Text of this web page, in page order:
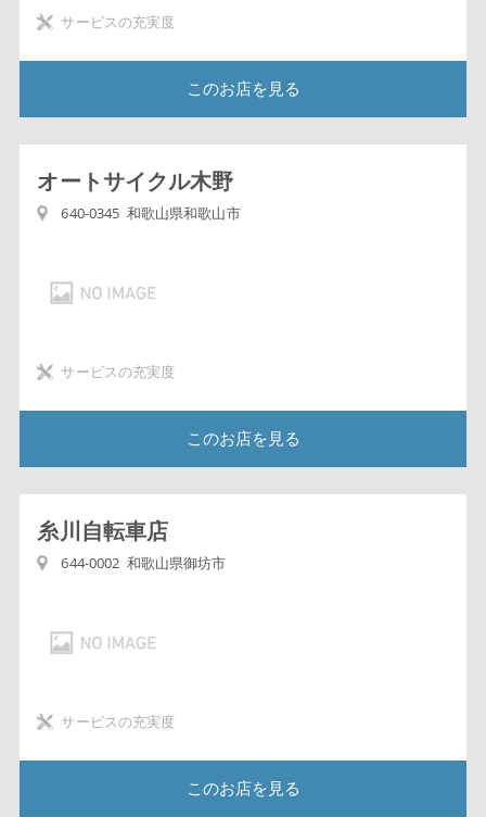
サービスの充実度
このお店を見る
オートサイクル木野
640-0345 和歌山県和歌山市
サービスの充実度
このお店を見る
糸川自転車店
644-0002 和歌山県御坊市
サービスの充実度
このお店を見る